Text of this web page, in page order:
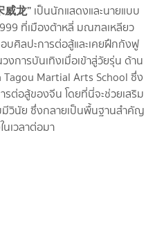
威龙” เป็นนักแสดงและนายแบบ
ที่เมืองต้าหลี่ มณฑลเหลียว
บศิลปะการต่อสู้และเคยฝึกกังฟู
งการบันเทิงเมื่อเข้าสู่วัยรุ่น ด้าน
Tagou Martial Arts School ซึ่ง
ต่อสู้ของจีน โดยที่นี่จะช่วยเสริม
วินัย ซึ่งกลายเป็นพื้นฐานสำคัญ
เวลาต่อมา